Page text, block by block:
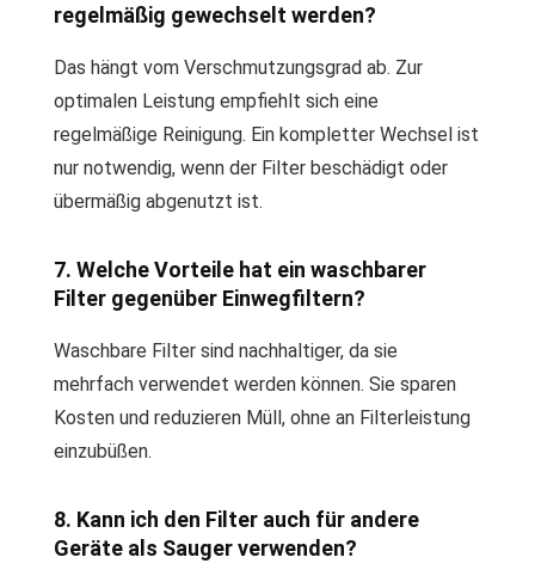
regelmäßig gewechselt werden?
Das hängt vom Verschmutzungsgrad ab. Zur
optimalen Leistung empfiehlt sich eine
regelmäßige Reinigung. Ein kompletter Wechsel ist
nur notwendig, wenn der Filter beschädigt oder
übermäßig abgenutzt ist.
7. Welche Vorteile hat ein waschbarer
Filter gegenüber Einwegfiltern?
Waschbare Filter sind nachhaltiger, da sie
mehrfach verwendet werden können. Sie sparen
Kosten und reduzieren Müll, ohne an Filterleistung
einzubüßen.
8. Kann ich den Filter auch für andere
Geräte als Sauger verwenden?